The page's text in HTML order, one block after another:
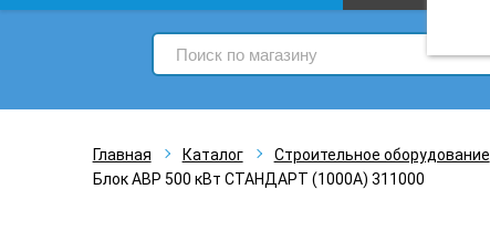
Главная Каталог Строительное оборудование
Блок АВР 500 кВт СТАНДАРТ (1000А) 311000